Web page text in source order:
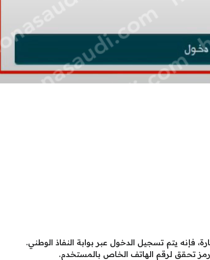
فإنه يتم تسجيل الدخول عبر بوابة النفاذ الوطني.
تحقق لرقم الهاتف الخاص بالمستخدم.